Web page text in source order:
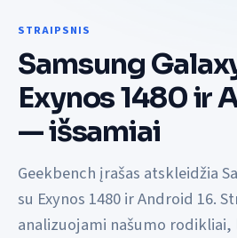
STRAIPSNIS
Samsung
Exynos 1480 ir
— išsamiai
Geekbench įrašas atskleidžia
su Exynos 1480 ir Android 16.
analizuojami našumo rodikliai,